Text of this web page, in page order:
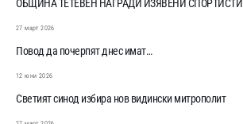
ОБЩИНА ТЕТЕВЕН НАГРАДИ ИЗЯВЕНИ СПОРТИСТИ
27 март 2026
Повод да почерпят днес имат…
12 юни 2026
Светият синод избира нов видински митрополит